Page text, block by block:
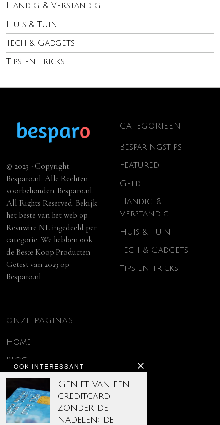
Handig & Verstandig
Huis & Tuin
Tech & Gadgets
Tips en tricks
OOK INTERESSANT
Geniet van een
creditcard
zonder de
nadelen: de
© 2023 - Copyright.
Besparo.nl. Alle Rechten
voorbehouden. Besparo.nl.
All Rights Reserved. Bekijk
het beste van het web op
Revuwire NL ingedeeld per
categorie. We hebben ook
deBeste Koop Producten
Getest van 2023 op
Besparo.nl
CATEGORIEËN
Besparingstips
Featured
Geld
Handig &
Verstandig
Huis & Tuin
Tech & Gadgets
Tips en tricks
ONZE PAGINA’S
Home
Blog
Contact
Disclaimer
Over ons